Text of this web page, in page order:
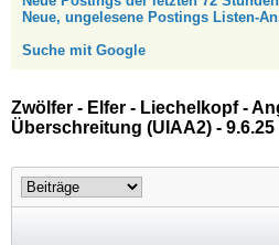
Neue, ungelesene Postings Listen-
Suche mit Google
Zwölfer - Elfer - Liechelkopf -
Überschreitung (UIAA2) - 9.6.25